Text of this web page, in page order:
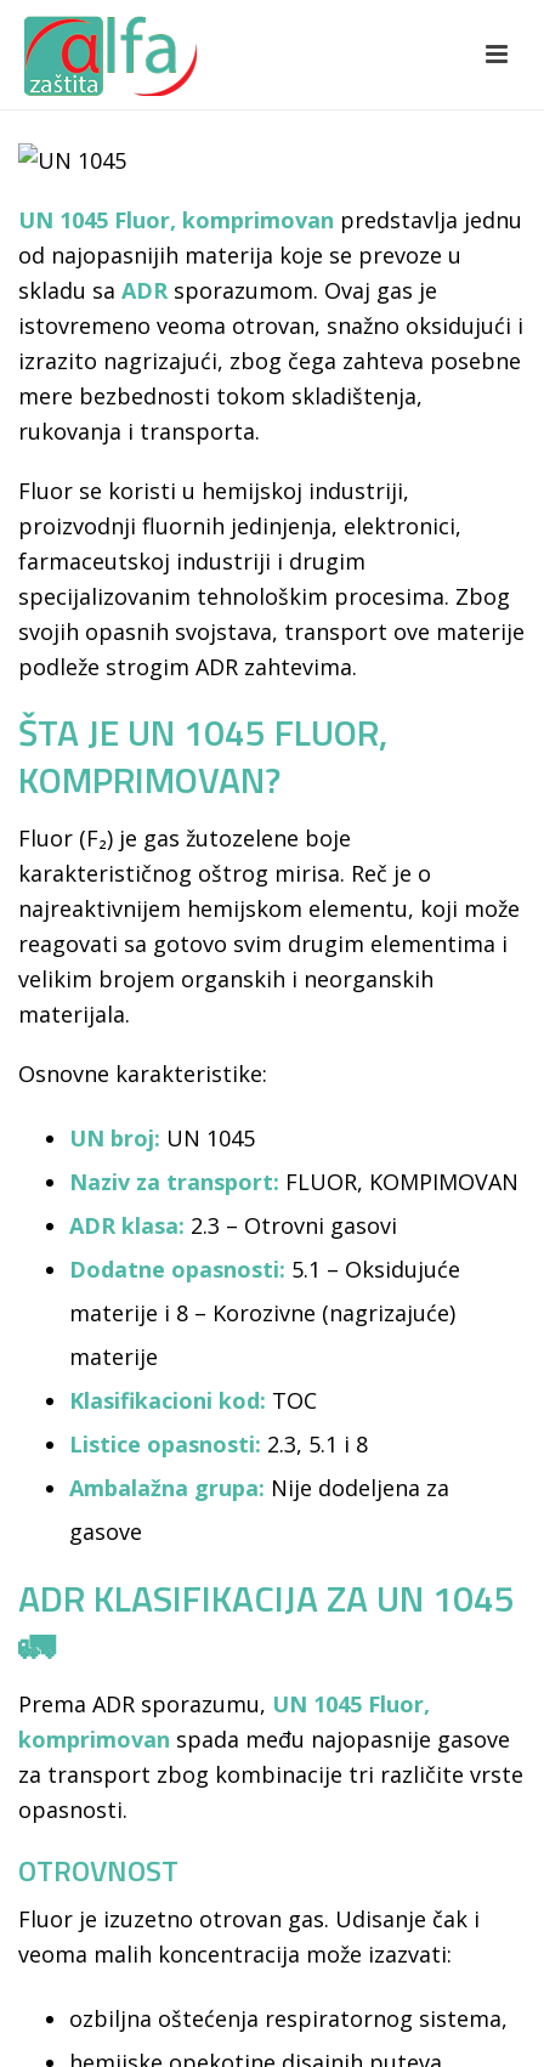
UN 1045 Fluor, komprimovan predstavlja jednu
od najopasnijih materija koje se prevoze u
skladu sa ADR sporazumom. Ovaj gas je
istovremeno veoma otrovan, snažno oksidujući i
izrazito nagrizajući, zbog čega zahteva posebne
mere bezbednosti tokom skladištenja,
rukovanja i transporta.
Fluor se koristi u hemijskoj industriji,
proizvodnji fluornih jedinjenja, elektronici,
farmaceutskoj industriji i drugim
specijalizovanim tehnološkim procesima. Zbog
svojih opasnih svojstava, transport ove materije
podleže strogim ADR zahtevima.
ŠTA JE UN 1045 FLUOR,
KOMPRIMOVAN?
Fluor (F₂) je gas žutozelene boje
karakterističnog oštrog mirisa. Reč je o
najreaktivnijem hemijskom elementu, koji može
reagovati sa gotovo svim drugim elementima i
velikim brojem organskih i neorganskih
materijala.
Osnovne karakteristike:
UN broj: UN 1045
Naziv za transport: FLUOR, KOMPIMOVAN
ADR klasa: 2.3 – Otrovni gasovi
Dodatne opasnosti: 5.1 – Oksidujuće
materije i 8 – Korozivne (nagrizajuće)
materije
Klasifikacioni kod: TOC
Listice opasnosti: 2.3, 5.1 i 8
Ambalažna grupa: Nije dodeljena za
gasove
ADR KLASIFIKACIJA ZA UN 1045
🚛
Prema ADR sporazumu, UN 1045 Fluor,
komprimovan spada među najopasnije gasove
za transport zbog kombinacije tri različite vrste
opasnosti.
OTROVNOST
Fluor je izuzetno otrovan gas. Udisanje čak i
veoma malih koncentracija može izazvati:
ozbiljna oštećenja respiratornog sistema,